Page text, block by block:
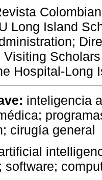
Long Island
Visiting
Hospital-Long
inteligencia
cirugía general
software;